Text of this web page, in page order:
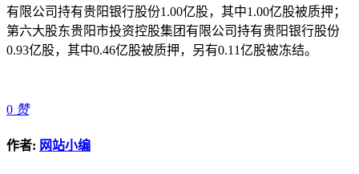
有限公司持有贵阳银行股份1.00亿股，其中1.00亿股被质押；
第六大股东贵阳市投资控股集团有限公司持有贵阳银行股份
0.93亿股，其中0.46亿股被质押，另有0.11亿股被冻结。
0 赞
作者: 网站小编